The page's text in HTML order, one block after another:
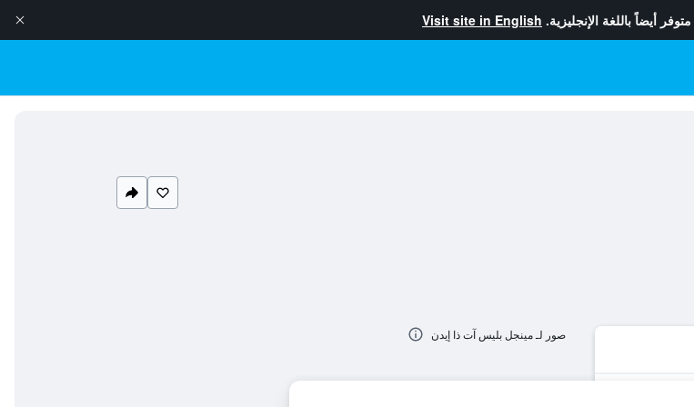
متوفر أيضاً باللغة الإنجليزية. Visit site in English
صور لـ مينجل بليس آت ذا إيدن